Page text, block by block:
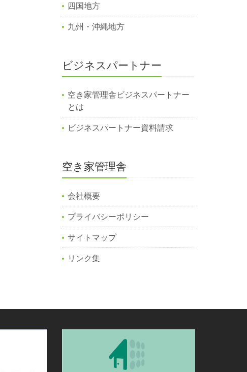
四国地方
九州・沖縄地方
ビジネスパートナー
空き家管理舎ビジネスパートナー
とは
ビジネスパートナー資料請求
空き家管理舎
会社概要
プライバシーポリシー
サイトマップ
リンク集